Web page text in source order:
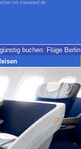
mit trawwwel.de
buchen: Flüge Berlin